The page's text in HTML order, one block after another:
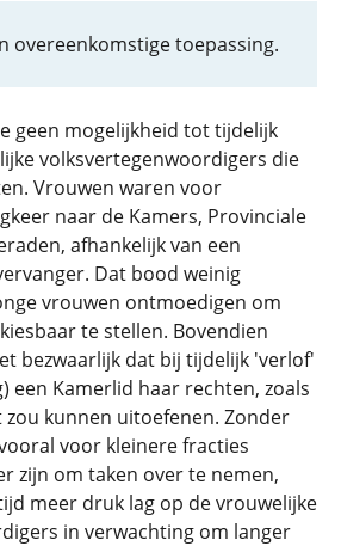
overeenkomstige toepassing.
geen mogelijkheid tot tijdelijk
volksvertegenwoordigers die
Vrouwen waren voor
naar de Kamers, Provinciale
afhankelijk van een
Dat bood weinig
vrouwen ontmoedigen om
te stellen. Bovendien
bezwaarlijk dat bij tijdelijk 'verlof'
een Kamerlid haar rechten, zoals
kunnen uitoefenen. Zonder
voor kleinere fracties
zijn om taken over te nemen,
meer druk lag op de vrouwelijke
in verwachting om langer